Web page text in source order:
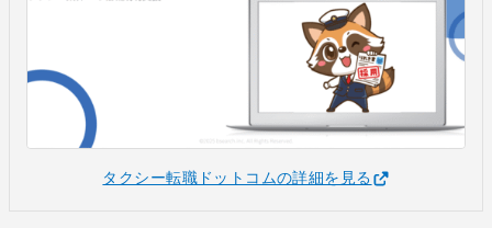
タクシー転職ドットコムの詳細を見る